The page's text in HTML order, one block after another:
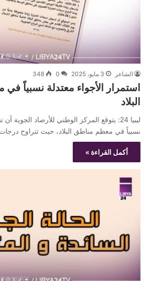
الشاعر 3 مايو، 2025 0
348
استمرار الأجواء معتدلة نسبياً
البلاد
ليبيا 24: يتوقع المركز الوطني للأرصاد الجوية
نسبياً في معظم مناطق البلاد، حيث تتراوح
أكمل القراءة »